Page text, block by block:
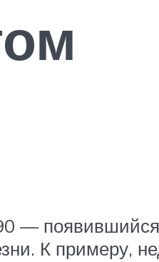
—
К примеру,